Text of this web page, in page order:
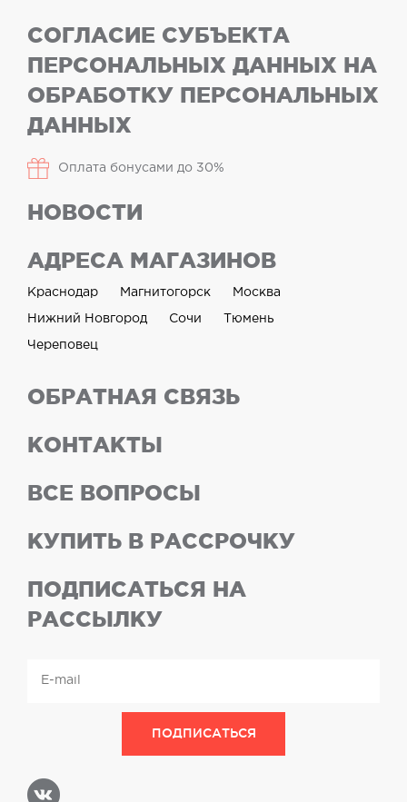
СОГЛАСИЕ СУБЪЕКТА
ПЕРСОНАЛЬНЫХ ДАННЫХ НА
ОБРАБОТКУ ПЕРСОНАЛЬНЫХ
ДАННЫХ
Оплата бонусами до 30%
НОВОСТИ
АДРЕСА МАГАЗИНОВ
Краснодар Магнитогорск Москва
Нижний Новгород Сочи Тюмень
Череповец
ОБРАТНАЯ СВЯЗЬ
КОНТАКТЫ
ВСЕ ВОПРОСЫ
КУПИТЬ В РАССРОЧКУ
ПОДПИСАТЬСЯ НА
РАССЫЛКУ